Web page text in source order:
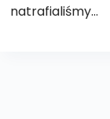
natrafialiśmy…